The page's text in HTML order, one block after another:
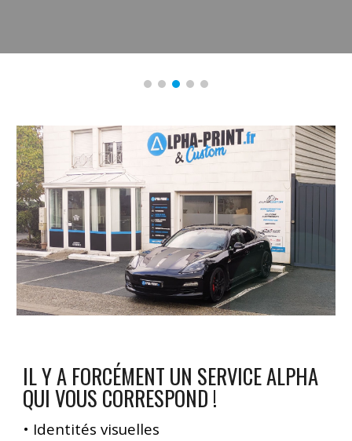
IL Y A FORCÉMENT UN SERVICE ALPHA
QUI VOUS CORRESPOND !
• Identités visuelles